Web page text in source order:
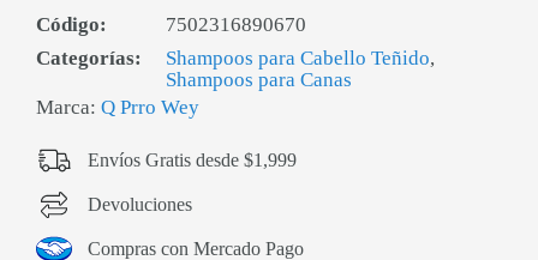
Código:
7502316890670
Categorías:
Shampoos para Cabello Teñido,
Shampoos para Canas
Marca: Q Prro Wey
Envíos Gratis desde $1,999
Devoluciones
Compras con Mercado Pago